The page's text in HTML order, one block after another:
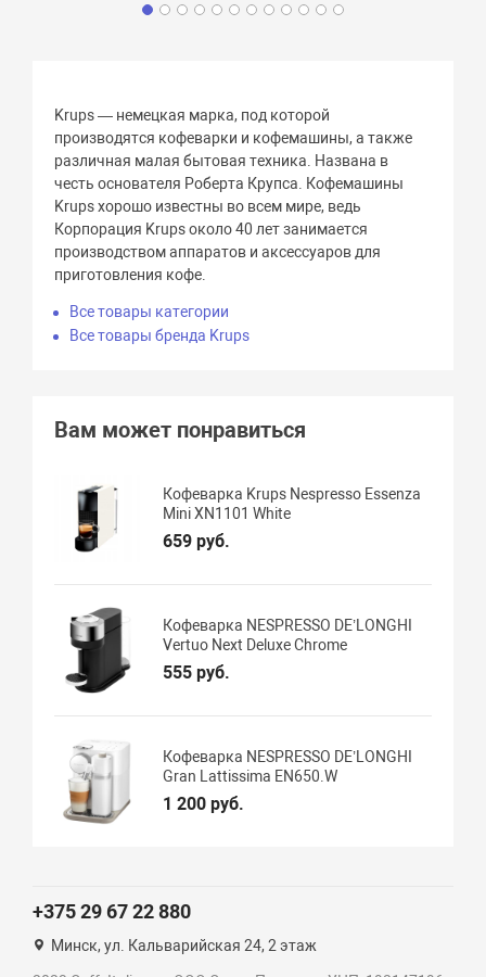
Krups — немецкая марка, под которой
производятся кофеварки и кофемашины, а также
различная малая бытовая техника. Названа в
честь основателя Роберта Крупса. Кофемашины
Krups хорошо известны во всем мире, ведь
Корпорация Krups около 40 лет занимается
производством аппаратов и аксессуаров для
приготовления кофе.
Все товары категории
Все товары бренда Krups
Вам может понравиться
Кофеварка Krups Nespresso Essenza
Mini XN1101 White
659 руб.
Кофеварка NESPRESSO DE’LONGHI
Vertuo Next Deluxe Сhrome
555 руб.
Кофеварка NESPRESSO DE’LONGHI
Gran Lattissima EN650.W
1 200 руб.
+375 29 67 22 880
Минск, ул. Кальварийская 24, 2 этаж